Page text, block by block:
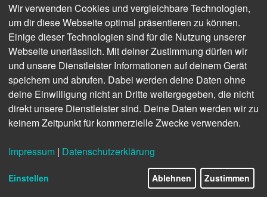
Deich der Leda, einem Seitenarm der Ems. Der Garten ist am
Sonntag, 13. April, von 11 bis 17 Uhr, geöffnet. Seit 30 Jahren
schon führen Meike (66) und Wilhelm (74) Diddens
interessierte Besucher durch ihren wunderschönen Garten.
Der erste Eindruck
Das Anwesen der Diddens‘ ist nicht zu verfehlen. Das
Grundstück am Ortsrand von Esklum, an der Esklumer Straße
42, ist gesäumt von großen Eichen, an vielen von ihnen
das Grundstück, der Vorgarten gibt einen Vorgeschmack auf
die den Garten prägenden Elemente. In Form geschnittene,
immergrüne Eiben (Taxus), Hainbuchenhecken,
Wir verwenden Cookies und vergleichbare Technologien,
um dir diese Webseite optimal präsentieren zu können.
Einige dieser Technologien sind für die Nutzung unserer
Webseite unerlässlich. Mit deiner Zustimmung dürfen wir
und unsere Dienstleister Informationen auf deinem Gerät
speichern und abrufen. Dabei werden deine Daten ohne
deine Einwilligung nicht an Dritte weitergegeben, die nicht
direkt unsere Dienstleister sind. Deine Daten werden wir zu
keinem Zeitpunkt für kommerzielle Zwecke verwenden.
Impressum | Datenschutzerklärung
Einstellen Ablehnen Zustimmen